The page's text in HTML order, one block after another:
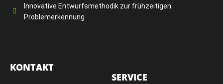
Innovative Entwurfsmethodik zur frühzeitigen
Problemerkennung
KONTAKT
SERVICE